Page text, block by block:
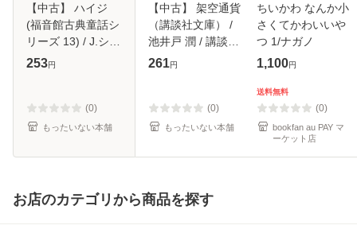
【中古】 ハイジ
(福音館古典童話シ
リーズ 13) / J.シュ
ピーリ、矢川澄子 /
無料】
253円
(0)
もったいない本舗
【中古】 架空通貨
（講談社文庫） /
池井戸 潤 / 講談社
[文庫]【メール便送
261円
(0)
もったいない本舗
ちいかわ なんか小
さくてかわいいや
つ 1/ナガノ
1,100円
送料無料
(0)
bookfan au PAY マ
ーケット店
お店のカテゴリから商品を探す